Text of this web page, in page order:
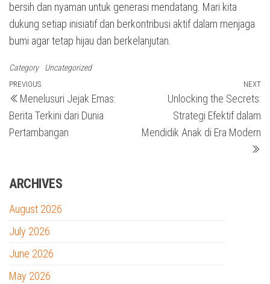
bersih dan nyaman untuk generasi mendatang. Mari kita
dukung setiap inisiatif dan berkontribusi aktif dalam menjaga
bumi agar tetap hijau dan berkelanjutan.
Category Uncategorized
Post
navigation
Previous
Post
PREVIOUS
Menelusuri Jejak Emas:
Berita Terkini dari Dunia
Pertambangan
NEXT
Unlocking the Secrets:
Strategi Efektif dalam
Mendidik Anak di Era Modern
ARCHIVES
August 2026
July 2026
June 2026
May 2026